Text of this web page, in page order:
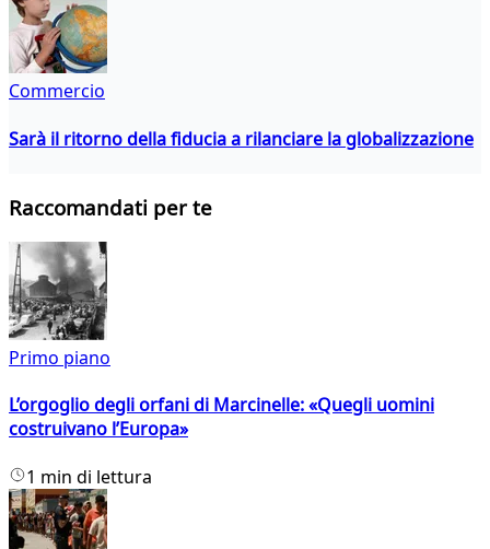
Commercio
Sarà il ritorno della fiducia a rilanciare la globalizzazione
Raccomandati per te
Primo piano
L’orgoglio degli orfani di Marcinelle: «Quegli uomini
costruivano l’Europa»
1 min di lettura